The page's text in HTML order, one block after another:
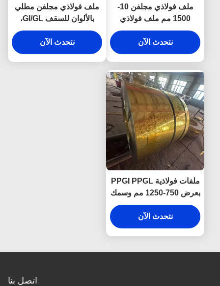
ملف فولاذي مجلفن 10-
1500 مم ملف فولاذي
جلفالوم ملف فولاذي أ
luzinc az150
نتحدث الآن
ملف فولاذي مجلفن مطلي
بالألوان للسقف GI/GL،
مغلفن بالغمس الساخن
0.12 مم - 4 مم
نتحدث الآن
ملفات فولاذية PPGI PPGL
بعرض 750-1250 مم وسمك
0.4 مم 0.5 مم مع خدمة
القطع
نتحدث الآن
اتصل بنا